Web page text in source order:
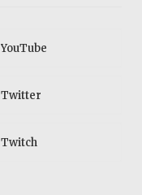
YouTube
Twitter
Twitch